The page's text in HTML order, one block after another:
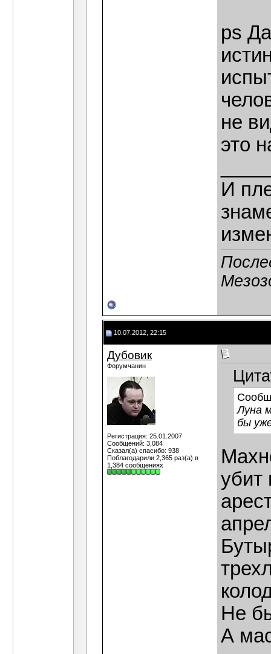
ps
не
это
И
10.07.2012, 22:15
Дубовик
Форумчанин
Регистрация: 25.01.2007
Сообщений: 3,084
Сказал(а) спасибо: 938
Поблагодарили 2,365 раз(а) в
1,384 сообщениях
Луна
бы
Не
А